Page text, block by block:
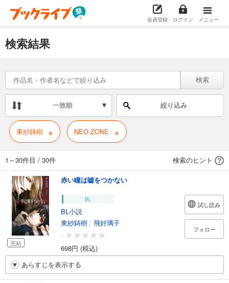
会員登録 ログイン メニュー
検索結果
検索
一致順 絞り込み
東紗鋳樹 × NEO ZONE ×
1～30件目 / 30件 検索のヒント
完結
赤い瞳は嘘をつかない
BL
BL小説
東紗鋳樹 / 飛好璃子
-
698円 (税込)
試し読み
フォロー
あらすじを表示する